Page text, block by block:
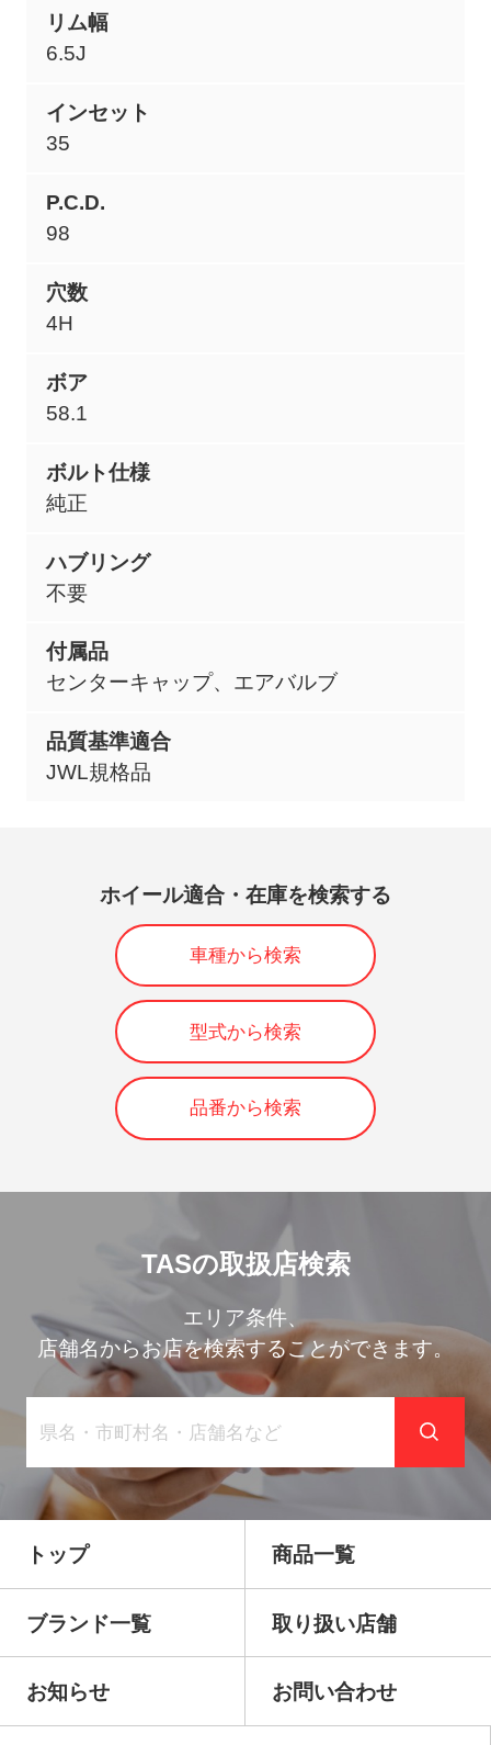
リム幅
6.5J
インセット
35
P.C.D.
98
穴数
4H
ボア
58.1
ボルト仕様
純正
ハブリング
不要
付属品
センターキャップ、エアバルブ
品質基準適合
JWL規格品
ホイール適合・在庫を検索する
車種から検索
型式から検索
品番から検索
TASの取扱店検索
エリア条件、
店舗名からお店を検索することができます。
トップ 商品一覧
ブランド一覧 取り扱い店舗
お知らせ お問い合わせ